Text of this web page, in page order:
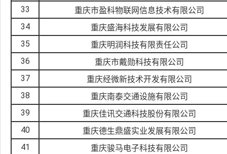
33
重庆市盈科物联网信息技术有限公司
34
重庆盛海科技发展有限公司
35
重庆明润科技有限责任公司
36
重庆市戴勋科技有限公司
37
重庆经微新技术开发有限公司
38
重庆南泰交通设施有限公司
39
重庆佳讯交通科技股份有限公司
40
重庆德生鼎盛实业发展有限公司
41
重庆骏马电子科技有限公司